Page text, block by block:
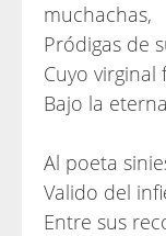
muchachas,
Pródigas de
Cuyo
Bajo la
Al poeta
Valido del
Entre sus